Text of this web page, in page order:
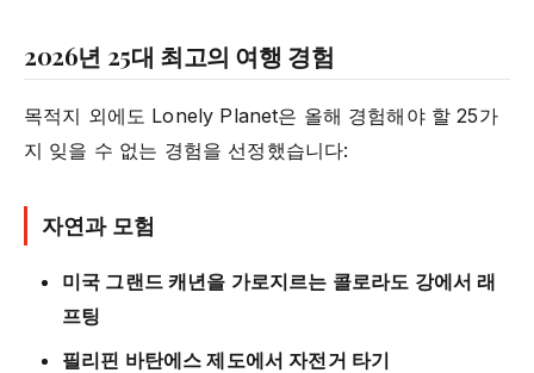
2026년 25대 최고의 여행 경험
목적지 외에도 Lonely Planet은 올해 경험해야 할 25가
지 잊을 수 없는 경험을 선정했습니다:
자연과 모험
미국 그랜드 캐년을 가로지르는 콜로라도 강에서 래
프팅
필리핀 바탄에스 제도에서 자전거 타기